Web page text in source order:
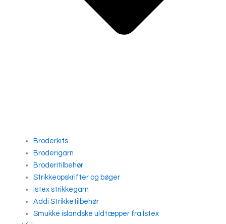
Broderkits
Broderigarn
Broderitilbehør
Strikkeopskrifter og bøger
Istex strikkegarn
Addi Strikketilbehør
Smukke islandske uldtæpper fra Ístex